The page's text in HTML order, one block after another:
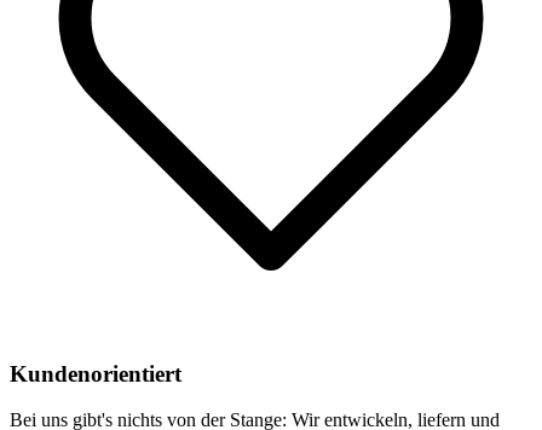
Kundenorientiert
Bei uns gibt's nichts von der Stange: Wir entwickeln, liefern und